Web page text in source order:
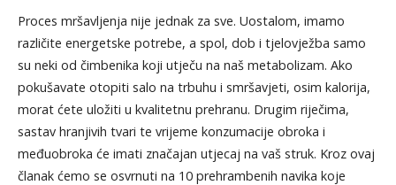
Proces mršavljenja nije jednak za sve. Uostalom, imamo
različite energetske potrebe, a spol, dob i tjelovježba samo
su neki od čimbenika koji utječu na naš metabolizam. Ako
pokušavate otopiti salo na trbuhu i smršavjeti, osim kalorija,
morat ćete uložiti u kvalitetnu prehranu. Drugim riječima,
sastav hranjivih tvari te vrijeme konzumacije obroka i
međuobroka će imati značajan utjecaj na vaš struk. Kroz ovaj
članak ćemo se osvrnuti na 10 prehrambenih navika koje